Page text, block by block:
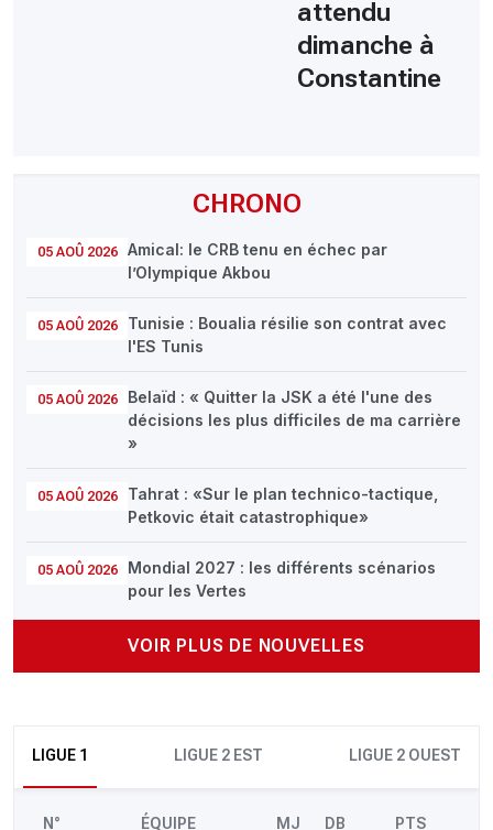
CHRONO
05 AOÛ 2026
Amical: le CRB tenu en échec par
l’Olympique Akbou
05 AOÛ 2026
Tunisie : Boualia résilie son contrat avec
l'ES Tunis
05 AOÛ 2026
Belaïd : « Quitter la JSK a été l'une des
décisions les plus difficiles de ma carrière
»
05 AOÛ 2026
Tahrat : «Sur le plan technico-tactique,
Petkovic était catastrophique»
05 AOÛ 2026
Mondial 2027 : les différents scénarios
pour les Vertes
VOIR PLUS DE NOUVELLES
LIGUE 1 LIGUE 2 EST LIGUE 2 OUEST
N° ÉQUIPE MJ DB PTS
attendu
dimanche à
Constantine